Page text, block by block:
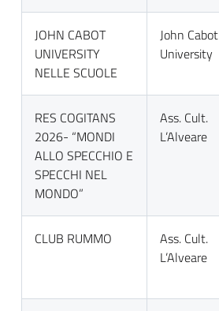
JOHN CABOT
UNIVERSITY
NELLE SCUOLE
John Cabot
University
RES COGITANS
2026- “MONDI
ALLO SPECCHIO E
SPECCHI NEL
MONDO”
Ass. Cult.
L’Alveare
CLUB RUMMO
Ass. Cult.
L’Alveare